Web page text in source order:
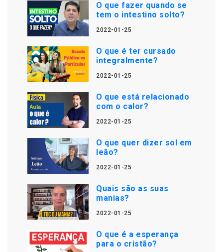
O que fazer quando se
tem o intestino solto?
2022-01-25
O que é ter cursado
integralmente?
2022-01-25
O que está relacionado
com o calor?
2022-01-25
O que quer dizer sol em
leão?
2022-01-25
Quais são as suas
manias?
2022-01-25
O que é a esperança
para o cristão?